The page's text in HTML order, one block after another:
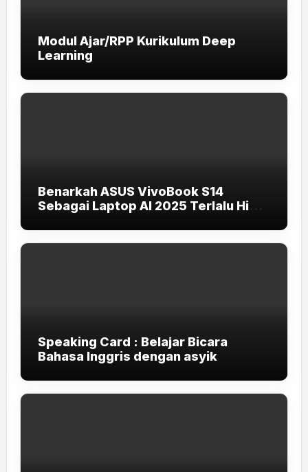
Modul Ajar/RPP Kurikulum Deep
Learning
Benarkah ASUS VivoBook S14
Sebagai Laptop AI 2025 Terlalu High-
Speaking Card : Belajar Bicara
Bahasa Inggris dengan asyik